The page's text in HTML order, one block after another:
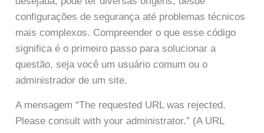
configurações de segurança até problemas técnicos
mais complexos. Compreender o que esse código
significa é o primeiro passo para solucionar a
questão, seja você um usuário comum ou o
administrador de um site.
A mensagem “The requested URL was rejected.
Please consult with your administrator.” (A URL